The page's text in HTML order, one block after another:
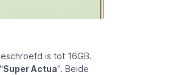
is tot 16GB.
Super Actua". Beide